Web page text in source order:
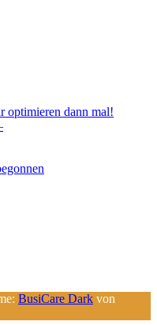
optimieren dann mal!
BusiCare Dark von